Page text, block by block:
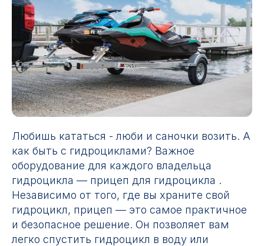
Любишь кататься - люби и саночки возить. А
как быть с гидроциклами? Важное
оборудование для каждого владельца
гидроцикла — прицеп для гидроцикла .
Независимо от того, где вы храните свой
гидроцикл, прицеп — это самое практичное
и безопасное решение. Он позволяет вам
легко спустить гидроцикл в воду или